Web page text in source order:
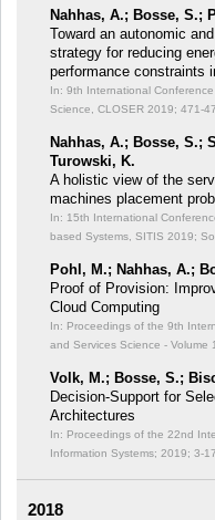
Nahhas, A.; Bosse, S.;
Toward an autonomic
strategy for reducing
performance constraints
In: 9th International
Science, CLOSER 2019; 471-
Nahhas, A.; Bosse, S.;
Turowski, K.
A holistic view of the
machines placement
In: 15th International
based Systems, SITIS 2019;
Pohl, M.; Nahhas, A.;
Proof of Provision:
Cloud Computing
In: Proceedings of the 9th
and Services Science - Volume
Volk, M.; Bosse, S.;
Decision-Support for
Architectures
In: Proceedings of the 22nd
Information Systems; 2019; 3-
2018